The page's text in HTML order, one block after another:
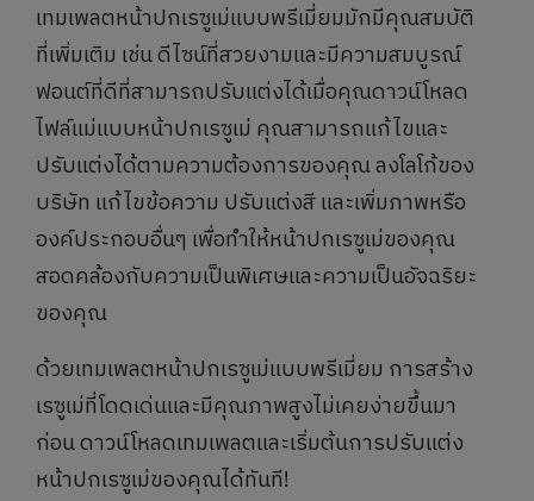
เทมเพลตหน้าปกเรซูเม่แบบพรีเมี่ยมมักมีคุณสมบัติ
ที่เพิ่มเติม เช่น ดีไซน์ที่สวยงามและมีความสมบูรณ์
ฟอนต์ที่ดีที่สามารถปรับแต่งได้เมื่อคุณดาวน์โหลด
ไฟล์แม่แบบหน้าปกเรซูเม่ คุณสามารถแก้ไขและ
ปรับแต่งได้ตามความต้องการของคุณ ลงโลโก้ของ
บริษัท แก้ไขข้อความ ปรับแต่งสี และเพิ่มภาพหรือ
องค์ประกอบอื่นๆ เพื่อทำให้หน้าปกเรซูเม่ของคุณ
สอดคล้องกับความเป็นพิเศษและความเป็นอัจฉริยะ
ของคุณ
ด้วยเทมเพลตหน้าปกเรซูเม่แบบพรีเมี่ยม การสร้าง
เรซูเม่ที่โดดเด่นและมีคุณภาพสูงไม่เคยง่ายขึ้นมา
ก่อน ดาวน์โหลดเทมเพลตและเริ่มต้นการปรับแต่ง
หน้าปกเรซูเม่ของคุณได้ทันที!